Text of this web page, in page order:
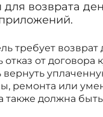
для возврата
требует
отказ от договора
вернуть
ремонта или
также должна